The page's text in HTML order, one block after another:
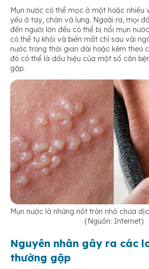
Mụn nước có thể mọc ở một hoặc nhiều
yếu ở tay, chân và lưng. Ngoài ra, mọi
đến người lớn đều có thể bị nổi mụn
có thể tự khỏi và biến mất chỉ sau vài
nước trong thời gian dài hoặc kèm theo
đó có thể là dấu hiệu của một số căn
gặp.
Mụn nước là những nốt tròn nhỏ chứa
(Nguồn: Internet)
Nguyên nhân gây ra các
thường gặp